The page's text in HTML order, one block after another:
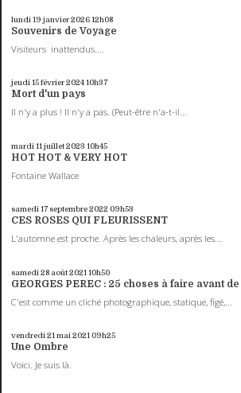
lundi 19 janvier 202612h08
Souvenirs de Voyage
Visiteurs inattendus....
jeudi 15février 202410h37
Mort d'un pays
Il n'y a plus ! Il n'y a pas. (Peut-être n'a-t-il...
mardi 11 juillet 2023 10h45
HOT HOT & VERY HOT
Fontaine Wallace
samedi 17 septembre 2022 09h53
CES ROSES QUI FLEURISSENT
L'automne est proche. Après les chaleurs, après les...
samedi 28 août 2021 10h50
GEORGES PEREC : 25 choses à faire avant
C'est comme un cliché photographique, statique, figé,...
vendredi 21mai 2021 09h25
Une Ombre
Voici. Je suis là.